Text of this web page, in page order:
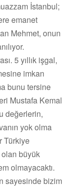
İstanbul;
emanet
Mehmet, onun
5 yıllık işgal,
imkan
bunu tersine
Mustafa Kemal
değerlerin,
yok olma
Türkiye
büyük
olmayacaktı.
sayesinde bizim